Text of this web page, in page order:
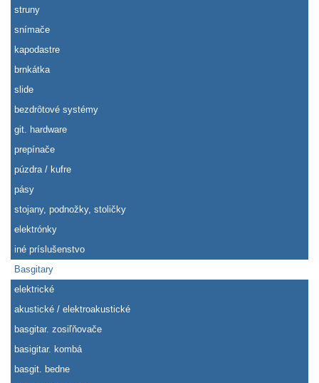
struny
snímače
kapodastre
brnkátka
slide
bezdrôtové systémy
git. hardware
prepínače
púzdra / kufre
pásy
stojany, podnožky, stoličky
elektrónky
iné príslušenstvo
Basgitary
elektrické
akustické / elektroakustické
basgitar. zosiľňovače
basigitar. kombá
basgit. bedne